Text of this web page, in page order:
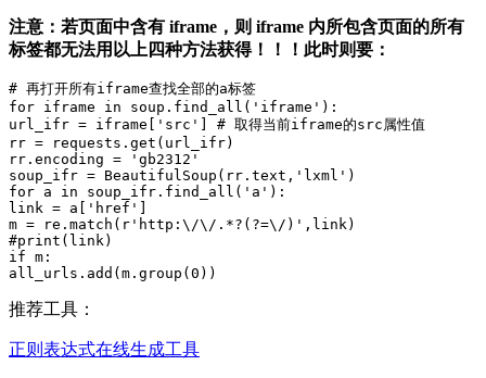
注意：若页面中含有 iframe，则 iframe 内所包含页面的所有
标签都无法用以上四种方法获得！！！此时则要：
# 再打开所有iframe查找全部的a标签
for iframe in soup.find_all('iframe'):
url_ifr = iframe['src'] # 取得当前iframe的src属性值
rr = requests.get(url_ifr)
rr.encoding = 'gb2312'
soup_ifr = BeautifulSoup(rr.text,'lxml')
for a in soup_ifr.find_all('a'):
link = a['href']
m = re.match(r'http:\/\/.*?(?=\/)',link)
#print(link)
if m:
all_urls.add(m.group(0))
推荐工具：
正则表达式在线生成工具